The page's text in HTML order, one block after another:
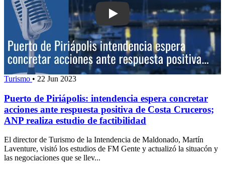
Play: Puerto de Piriápolis:
Turismo • 22 Jun 2023
Puerto de Piriápolis: intendencia espera concretar
acciones ante respuesta positiva de Costa Cruceros;
ANP realiza estudio de factibilidad
El director de Turismo de la Intendencia de Maldonado, Martín
Laventure, visitó los estudios de FM Gente y actualizó la situacón y
las negociaciones que se llev...